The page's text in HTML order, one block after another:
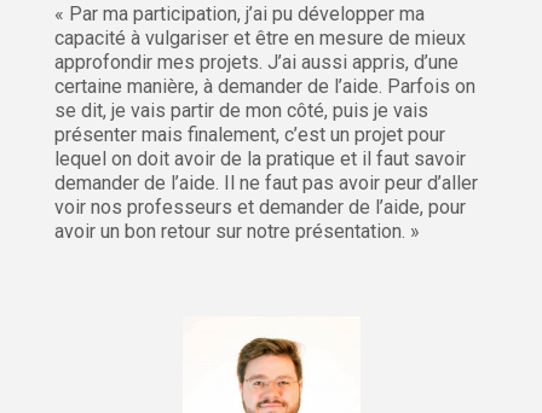
« Par ma participation, j’ai pu développer ma
capacité à vulgariser et être en mesure de mieux
approfondir mes projets. J’ai aussi appris, d’une
certaine manière, à demander de l’aide. Parfois on
se dit, je vais partir de mon côté, puis je vais
présenter mais finalement, c’est un projet pour
lequel on doit avoir de la pratique et il faut savoir
demander de l’aide. Il ne faut pas avoir peur d’aller
voir nos professeurs et demander de l’aide, pour
avoir un bon retour sur notre présentation. »